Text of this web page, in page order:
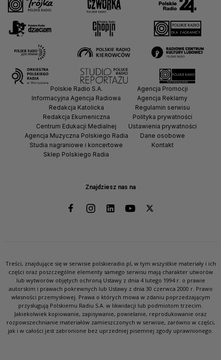
Znajdziesz nas na
Polskie Radio S.A.
Informacyjna Agencja Radiowa
Redakcja Katolicka
Redakcja Ekumeniczna
Centrum Edukacji Medialnej
Agencja Muzyczna Polskiego Radia
Studia nagraniowe i koncertowe
Sklep Polskiego Radia
Agencja Promocji
Agencja Reklamy
Regulamin serwisu
Polityka prywatności
Ustawienia prywatności
Dane osobowe
Kontakt
Treści, znajdujące się w serwisie polskieradio.pl, w tym wszystkie materiały i ich
części oraz poszczególne elementy samego serwisu mają charakter utworów
lub wytworów objętych ochroną Ustawy z dnia 4 lutego 1994 r. o prawie
autorskim i prawach pokrewnych lub Ustawy z dnia 30 czerwca 2000 r. Prawo
własności przemysłowej. Prawa o których mowa w zdaniu poprzedzającym
przysługują Polskiemu Radiu S.A. w likwidacji lub podmiotom trzecim.
Jakiekolwiek kopiowanie, zapisywanie, powielanie, reprodukowanie oraz
rozpowszechnianie materiałów zamieszczonych w serwisie, zarówno w części,
jak i w całości jest zabronione bez uprzedniej pisemnej zgody uprawnionego.